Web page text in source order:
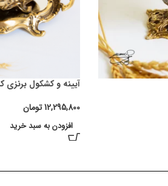
آیینه و کشکول برنزی کد
12,295,800تومان
افزودن به سبد خرید